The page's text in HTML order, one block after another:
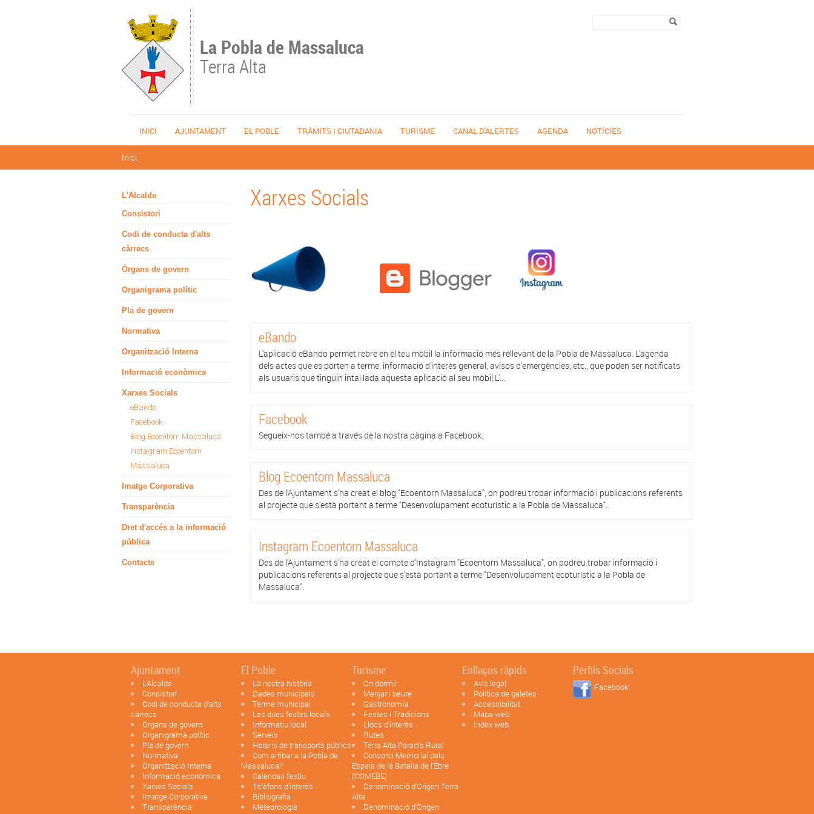
La Pobla de Massaluca
Terra Alta
INICI AJUNTAMENT EL POBLE TRÀMITS I CIUTADANIA TURISME CANAL D'ALERTES AGENDA NOTÍCIES
Inici
L'Alcalde
Consistori
Codi de conducta d'alts
càrrecs
Òrgans de govern
Organigrama polític
Pla de govern
Normativa
Organització Interna
Informació econòmica
Xarxes Socials
eBando
Facebook
Blog Ecoentorn Massaluca
Instagram Ecoentorn
Massaluca
Imatge Corporativa
Transparència
Dret d'accés a la informació
pública
Contacte
Xarxes Socials
eBando
L'aplicació eBando permet rebre en el teu mòbil la informació més rellevant de la Pobla de Massaluca. L'agenda
dels actes que es porten a terme, informació d'interès general, avisos d'emergències, etc., que poden ser notificats
als usuaris que tinguin intal·lada aquesta aplicació al seu mòbil.L'...
Facebook
Segueix-nos també a través de la nostra pàgina a Facebook.
Blog Ecoentorn Massaluca
Des de l'Ajuntament s'ha creat el blog "Ecoentorn Massaluca", on podreu trobar informació i publicacions referents
al projecte que s'està portant a terme "Desenvolupament ecoturístic a la Pobla de Massaluca".
Instagram Ecoentorn Massaluca
Des de l'Ajuntament s'ha creat el compte d'Instagram "Ecoentorn Massaluca", on podreu trobar informació i
publicacions referents al projecte que s'està portant a terme "Desenvolupament ecoturístic a la Pobla de
Massaluca".
Ajuntament
L'Alcalde
Consistori
Codi de conducta d'alts
càrrecs
Òrgans de govern
Organigrama polític
Pla de govern
Normativa
Organització Interna
Informació econòmica
Xarxes Socials
Imatge Corporativa
Transparència
El Poble
La nostra història
Dades municipals
Terme municipal
Les dues festes locals
Informatiu local
Serveis
Horaris de transports públics
Com arribar a la Pobla de
Massaluca?
Calendari festiu
Telèfons d'interès
Bibliografia
Meteorologia
Turisme
On dormir
Menjar i beure
Gastronomia
Festes i Tradicions
Llocs d'interès
Rutes
Terra Alta Paradís Rural
Consorci Memorial dels
Espais de la Batalla de l'Ebre
(COMEBE)
Denominació d'Origen Terra
Alta
Denominació d'Origen
Enllaços ràpids
Avís legal
Política de galetes
Accessibilitat
Mapa web
Índex web
Perfils Socials
Facebook